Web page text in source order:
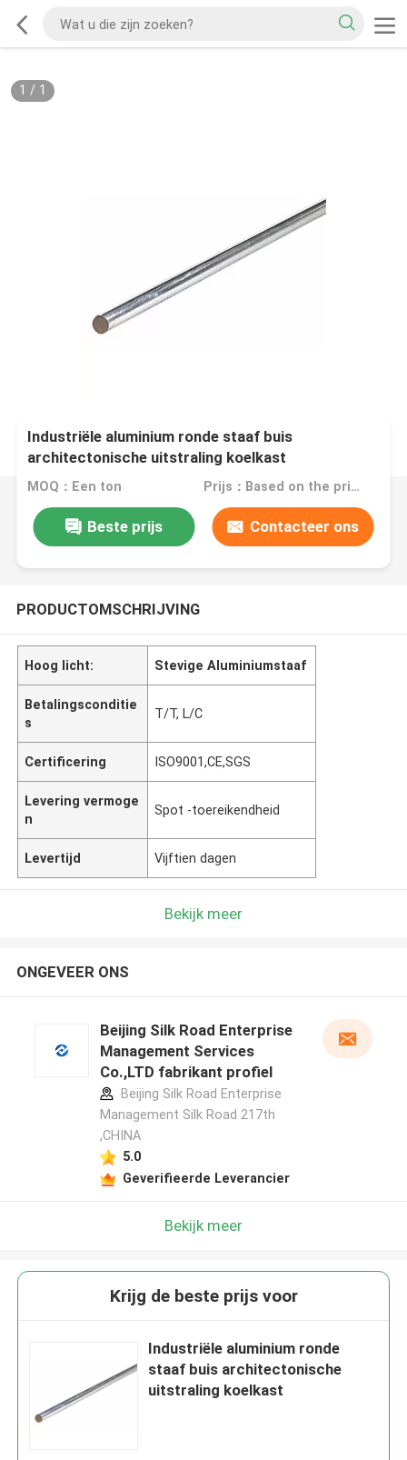
1 / 1
Industriële aluminium ronde staaf buis
architectonische uitstraling koelkast
MOQ：Een ton Prijs：Based on the price of the day
Beste prijs Contacteer ons
PRODUCTOMSCHRIJVING
Hoog licht: Stevige Aluminiumstaaf
Betalingsconditie
s
T/T, L/C
Certificering ISO9001,CE,SGS
Levering vermoge
n
Spot -toereikendheid
Levertijd Vijftien dagen
Bekijk meer
ONGEVEER ONS
Beijing Silk Road Enterprise
Management Services
Co.,LTD fabrikant profiel
Beijing Silk Road Enterprise
Management Silk Road 217th
,CHINA
5.0
Geverifieerde Leverancier
Bekijk meer
Krijg de beste prijs voor
Industriële aluminium ronde
staaf buis architectonische
uitstraling koelkast